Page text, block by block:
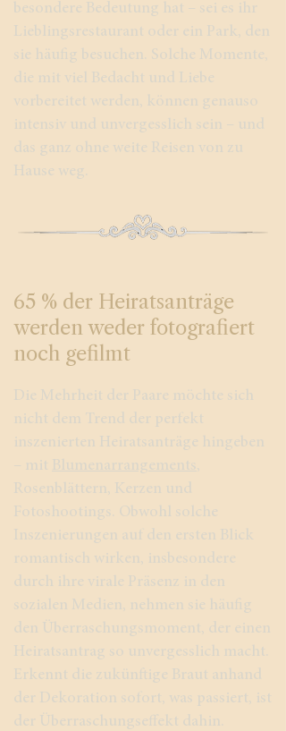
besondere Bedeutung hat – sei es ihr
Lieblingsrestaurant oder ein Park, den
sie häufig besuchen. Solche Momente,
die mit viel Bedacht und Liebe
vorbereitet werden, können genauso
intensiv und unvergesslich sein – und
das ganz ohne weite Reisen von zu
Hause weg.
65 % der Heiratsanträge
werden weder fotografiert
noch gefilmt
Die Mehrheit der Paare möchte sich
nicht dem Trend der perfekt
inszenierten Heiratsanträge hingeben
– mit Blumenarrangements
Rosenblättern, Kerzen und
Fotoshootings. Obwohl solche
Inszenierungen auf den ersten Blick
romantisch wirken, insbesondere
durch ihre virale Präsenz in den
sozialen Medien, nehmen sie häufig
den Überraschungsmoment, der einen
Heiratsantrag so unvergesslich macht.
Erkennt die zukünftige Braut anhand
der Dekoration sofort, was passiert, ist
der Überraschungseffekt dahin.